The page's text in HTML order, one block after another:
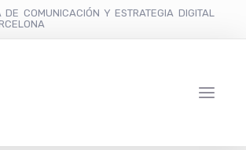
DE COMUNICACIÓN Y ESTRATEGIA DIGITAL